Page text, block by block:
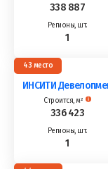
338 887
1
43
ИНСИТИ
336 423
1